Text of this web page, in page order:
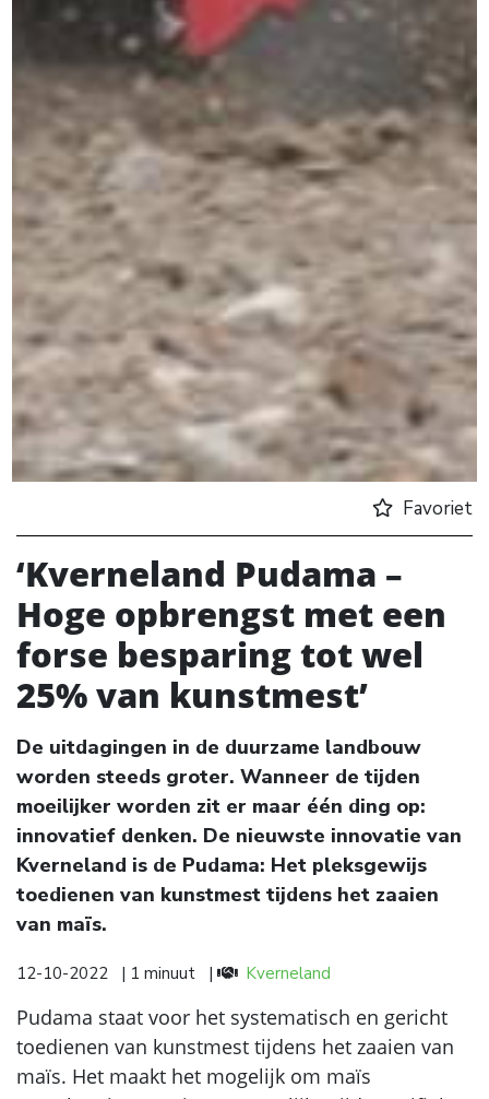
Favoriet
‘Kverneland Pudama –
Hoge opbrengst met een
forse besparing tot wel
25% van kunstmest’
De uitdagingen in de duurzame landbouw
worden steeds groter. Wanneer de tijden
moeilijker worden zit er maar één ding op:
innovatief denken. De nieuwste innovatie van
Kverneland is de Pudama: Het pleksgewijs
toedienen van kunstmest tijdens het zaaien
van maïs.
12-10-2022 | 1 minuut | Kverneland
Pudama staat voor het systematisch en gericht
toedienen van kunstmest tijdens het zaaien van
maïs. Het maakt het mogelijk om maïs